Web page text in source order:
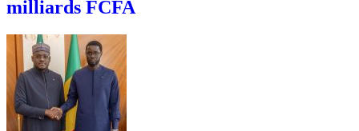
milliards FCFA